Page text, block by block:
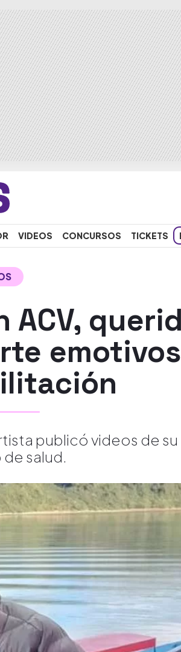
VIDEOS CONCURSOS TICKETS
ACV,
publicó videos de
salud.